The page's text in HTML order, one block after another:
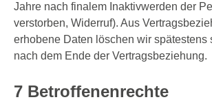
Jahre nach finalem Inaktivwerden der
verstorben, Widerruf). Aus
erhobene Daten löschen wir spätestens
nach dem Ende der Vertragsbeziehung.
7 Betroffenenrechte